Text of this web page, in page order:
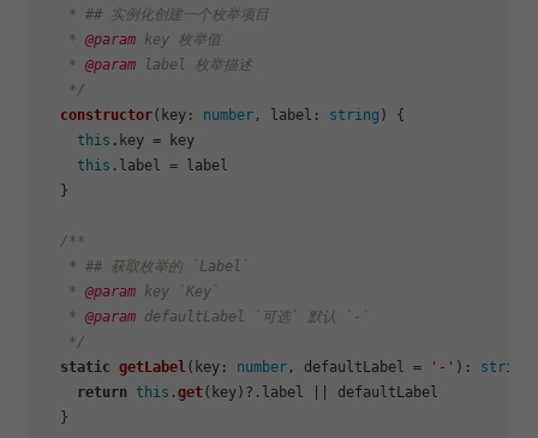
   * ## 实例化创建一个枚举项目
   *
@param key 枚举值
   *
@param label 枚举描述
   */
constructor( key: number , label: string ) {
this . key = key
this . label = label
  }
/**
   * ## 获取枚举的 `Label`
   *
@param key `Key`
   *
@param defaultLabel `可选` 默认 `-`
   */
static getLabel( key : number , defaultLabel = '-' ): string
return this .get(key)?. label || defaultLabel
  }